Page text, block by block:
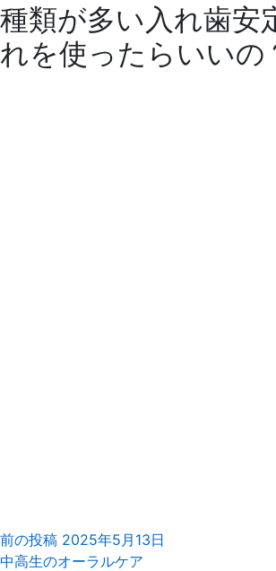
種類が多い入れ歯安
れを使ったらいいの
前の投稿 2025年5月13日
中高生のオーラルケア